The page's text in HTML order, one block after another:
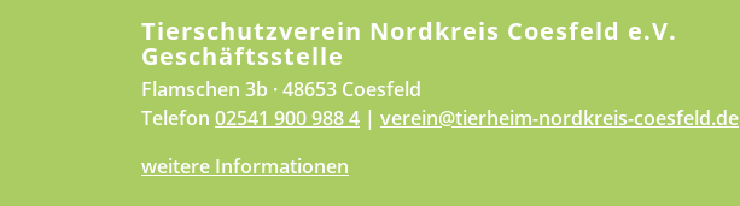
Tierschutzverein Nordkreis Coesfeld e.V.
Geschäftsstelle
Flamschen 3b · 48653 Coesfeld
Telefon 02541 900 988 4 | verein@tierheim-nordkreis-coesfeld.de
weitere Informationen